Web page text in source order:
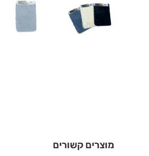
מוצרים קשורים